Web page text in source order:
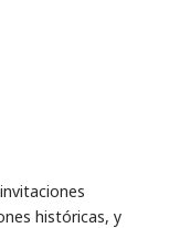
históricas, y